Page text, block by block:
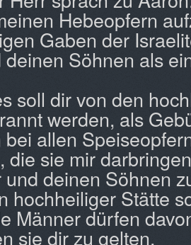
Hebeopfern
Gaben der
Söhnen als
soll dir von den
werden, als
allen
die sie mir
und deinen Söhnen
hochheiliger Stätte
Männer dürfen
sie dir zu gelten.